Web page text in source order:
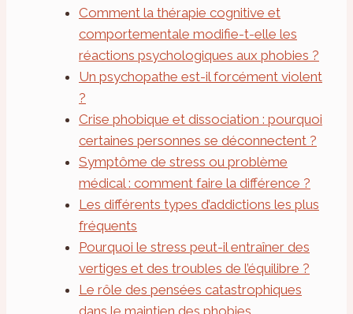
Comment la thérapie cognitive et
comportementale modifie-t-elle les
réactions psychologiques aux phobies ?
Un psychopathe est-il forcément violent
?
Crise phobique et dissociation : pourquoi
certaines personnes se déconnectent ?
Symptôme de stress ou problème
médical : comment faire la différence ?
Les différents types d’addictions les plus
fréquents
Pourquoi le stress peut-il entraîner des
vertiges et des troubles de l’équilibre ?
Le rôle des pensées catastrophiques
dans le maintien des phobies